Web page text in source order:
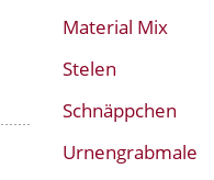
Material Mix
Stelen
Schnäppchen
Urnengrabmale